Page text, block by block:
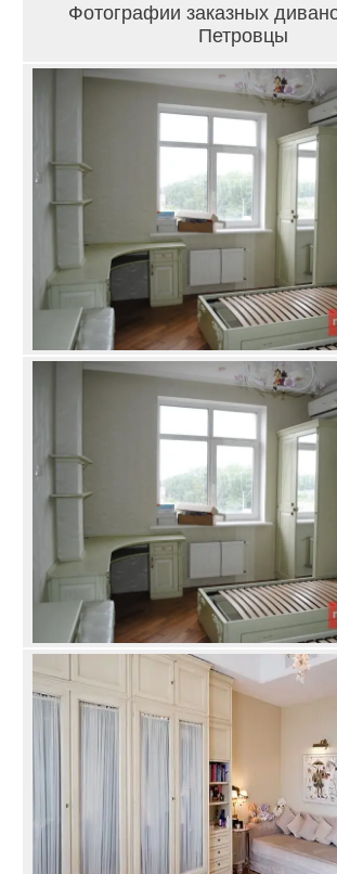
Фотографии заказных
Петровцы